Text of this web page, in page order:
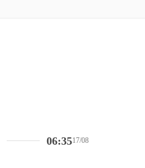
06:3517/08